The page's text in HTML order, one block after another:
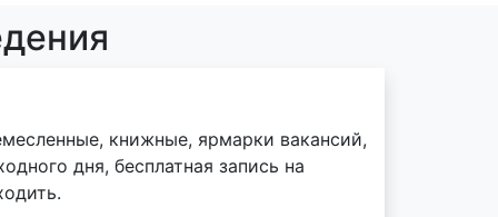
книжные, ярмарки вакансий,
дня, бесплатная запись на